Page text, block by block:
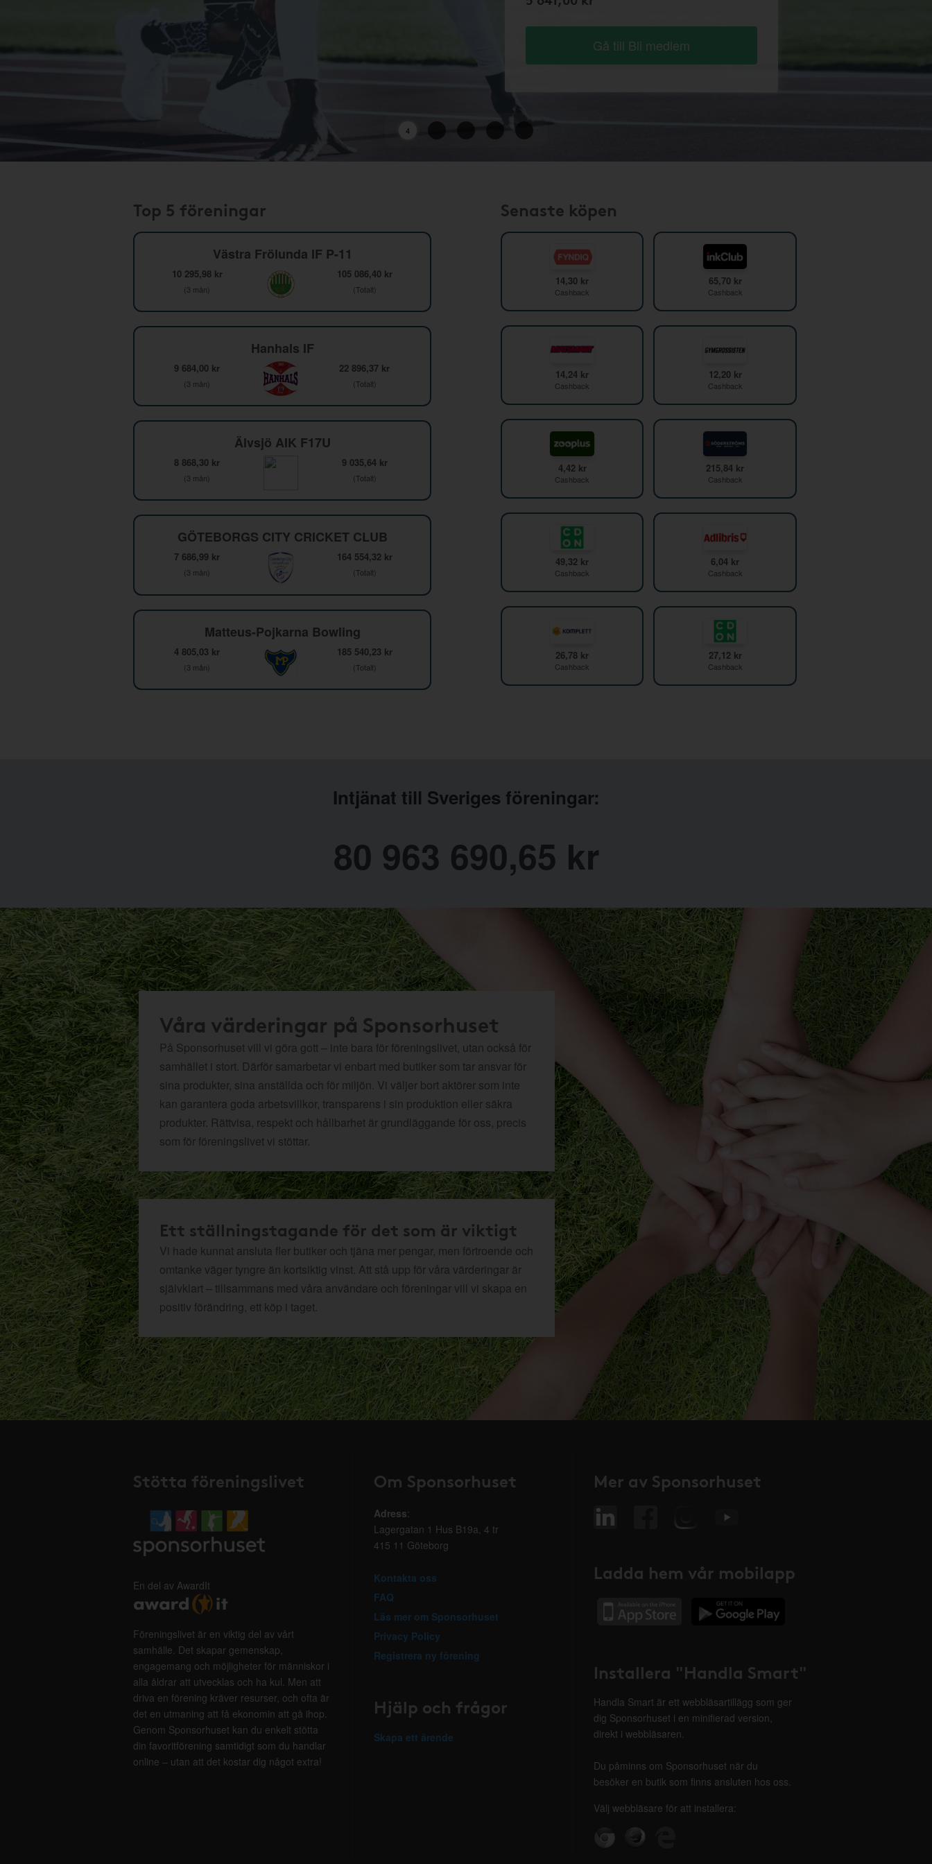
Gå till Bli medlem
2
Top 5 föreningar
Västra Frölunda IF P-11
10 295,98 kr
(3 mån)
105 086,40 kr
(Totalt)
Hanhals IF
9 684,00 kr
(3 mån)
22 896,37 kr
(Totalt)
Älvsjö AIK F17U
8 868,30 kr
(3 mån)
9 035,64 kr
(Totalt)
GÖTEBORGS CITY CRICKET CLUB
7 686,99 kr
(3 mån)
164 554,32 kr
(Totalt)
Matteus-Pojkarna Bowling
4 805,03 kr
(3 mån)
185 540,23 kr
(Totalt)
Senaste köpen
14,30 kr
Cashback
65,70 kr
Cashback
14,24 kr
Cashback
12,20 kr
Cashback
4,42 kr
Cashback
215,84 kr
Cashback
49,32 kr
Cashback
6,04 kr
Cashback
26,78 kr
Cashback
27,12 kr
Cashback
Intjänat till Sveriges föreningar:
80 963 690,65 kr
Våra värderingar på Sponsorhuset
På Sponsorhuset vill vi göra gott – inte bara för föreningslivet, utan också för
samhället i stort. Därför samarbetar vi enbart med butiker som tar ansvar för
sina produkter, sina anställda och för miljön. Vi väljer bort aktörer som inte
kan garantera goda arbetsvillkor, transparens i sin produktion eller säkra
produkter. Rättvisa, respekt och hållbarhet är grundläggande för oss, precis
som för föreningslivet vi stöttar.
Ett ställningstagande för det som är viktigt
Vi hade kunnat ansluta fler butiker och tjäna mer pengar, men förtroende och
omtanke väger tyngre än kortsiktig vinst. Att stå upp för våra värderingar är
självklart – tillsammans med våra användare och föreningar vill vi skapa en
positiv förändring, ett köp i taget.
Stötta föreningslivet
En del av AwardIt
Föreningslivet är en viktig del av vårt
samhälle. Det skapar gemenskap,
engagemang och möjligheter för människor i
alla åldrar att utvecklas och ha kul. Men att
driva en förening kräver resurser, och ofta är
det en utmaning att få ekonomin att gå ihop.
Genom Sponsorhuset kan du enkelt stötta
din favoritförening samtidigt som du handlar
online – utan att det kostar dig något extra!
Om Sponsorhuset
Adress:
Lagergatan 1 Hus B19a, 4 tr
415 11 Göteborg
Kontakta oss
FAQ
Läs mer om Sponsorhuset
Privacy Policy
Registrera ny förening
Hjälp och frågor
Skapa ett ärende
Mer av Sponsorhuset
Ladda hem vår mobilapp
Installera "Handla Smart"
Handla Smart är ett webbläsartillägg som ger
dig Sponsorhuset i en minifierad version,
direkt i webbläsaren.
Du påminns om Sponsorhuset när du
besöker en butik som finns ansluten hos oss.
Välj webbläsare för att installera: